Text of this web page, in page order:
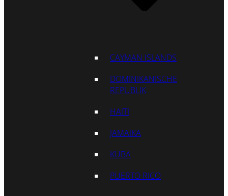
CAYMAN ISLANDS
DOMINIKANISCHE
REPUBLIK
HAITI
JAMAIKA
KUBA
PUERTO RICO